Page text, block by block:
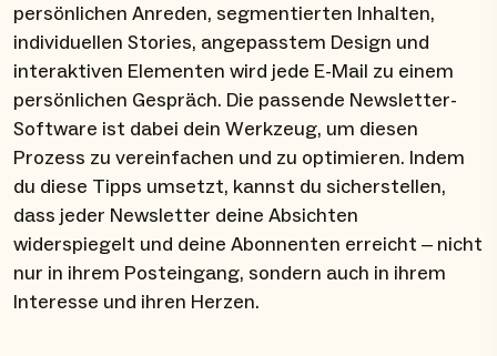
persönlichen Anreden, segmentierten Inhalten,
individuellen Stories, angepasstem Design und
interaktiven Elementen wird jede E-Mail zu einem
persönlichen Gespräch. Die passende Newsletter-
Software ist dabei dein Werkzeug, um diesen
Prozess zu vereinfachen und zu optimieren. Indem
du diese Tipps umsetzt, kannst du sicherstellen,
dass jeder Newsletter deine Absichten
widerspiegelt und deine Abonnenten erreicht – nicht
nur in ihrem Posteingang, sondern auch in ihrem
Interesse und ihren Herzen.